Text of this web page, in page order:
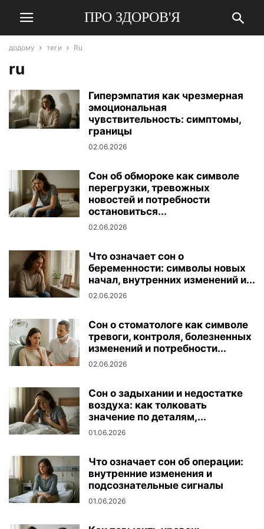
ПРО ЗДОРОВ'Я
додому теги Ru
ru
Гиперэмпатия как чрезмерная
эмоциональная
чувствительность: симптомы,
границы
02.06.2026
Сон об обмороке как символе
перегрузки, тревожных
новостей и потребности
остановиться...
02.06.2026
Что означает сон о
беременности: символы новых
начал, внутренних изменений и...
02.06.2026
Сон о стоматологе как символе
тревоги, контроля, болезненных
изменений и потребности...
02.06.2026
Сон о задыхании и недостатке
воздуха: как толковать
значение по деталям,...
01.06.2026
Что означает сон об операции:
внутренние изменения и
подсознательные сигналы
01.06.2026